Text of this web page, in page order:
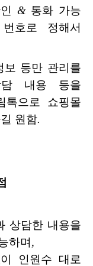
& 통화 가능
번호로
정해서
보 등만 관리를
내용
등을
톡으로
쇼핑몰
원함.
상담한 내용을
하며,
인원수
대로